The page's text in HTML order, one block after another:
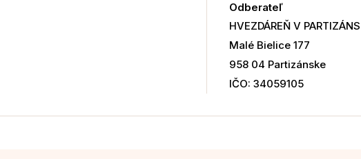
Odberateľ
HVEZDÁREŇ V
Malé Bielice 177
958 04 Partizánske
IČO: 34059105